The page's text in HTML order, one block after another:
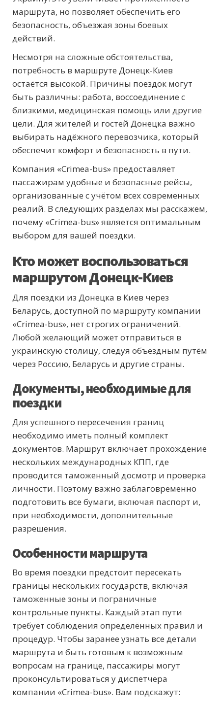
маршрута, но позволяет обеспечить его
безопасность, объезжая зоны боевых
действий.
Несмотря на сложные обстоятельства,
потребность в маршруте Донецк-Киев
остаётся высокой. Причины поездок могут
быть различны: работа, воссоединение с
близкими, медицинская помощь или другие
цели. Для жителей и гостей Донецка важно
выбирать надёжного перевозчика, который
обеспечит комфорт и безопасность в пути.
Компания «Crimea-bus» предоставляет
пассажирам удобные и безопасные рейсы,
организованные с учётом всех современных
реалий. В следующих разделах мы расскажем,
почему «Crimea-bus» является оптимальным
выбором для вашей поездки.
Кто может воспользоваться
маршрутом Донецк-Киев
Для поездки из Донецка в Киев через
Беларусь, доступной по маршруту компании
«Crimea-bus», нет строгих ограничений.
Любой желающий может отправиться в
украинскую столицу, следуя объездным путём
через Россию, Беларусь и другие страны.
Документы, необходимые для
поездки
Для успешного пересечения границ
необходимо иметь полный комплект
документов. Маршрут включает прохождение
нескольких международных КПП, где
проводится таможенный досмотр и проверка
личности. Поэтому важно заблаговременно
подготовить все бумаги, включая паспорт и,
при необходимости, дополнительные
разрешения.
Особенности маршрута
Во время поездки предстоит пересекать
границы нескольких государств, включая
таможенные зоны и пограничные
контрольные пункты. Каждый этап пути
требует соблюдения определённых правил и
процедур. Чтобы заранее узнать все детали
маршрута и быть готовым к возможным
вопросам на границе, пассажиры могут
проконсультироваться у диспетчера
компании «Crimea-bus». Вам подскажут: